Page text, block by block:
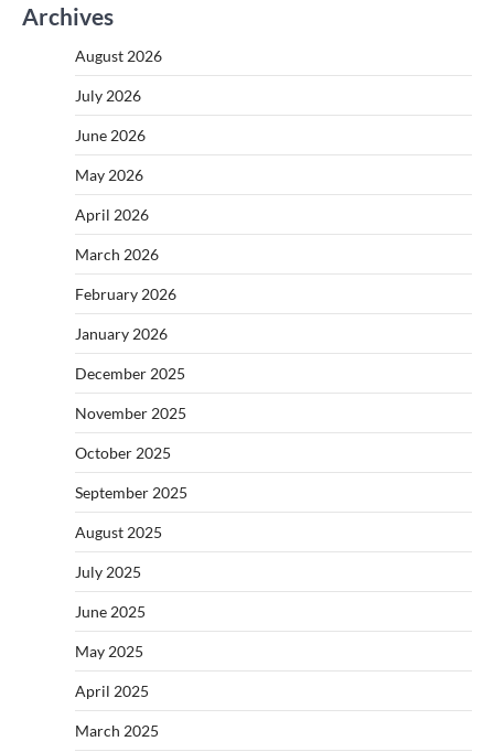
Archives
August 2026
July 2026
June 2026
May 2026
April 2026
March 2026
February 2026
January 2026
December 2025
November 2025
October 2025
September 2025
August 2025
July 2025
June 2025
May 2025
April 2025
March 2025